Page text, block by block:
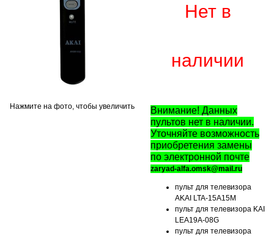
Нажмите на фото, чтобы увеличить
Нет в
наличии
Внимание! Данных
пультов нет в наличии.
Уточняйте возможность
приобретения замены
по электронной почте
zaryad-alfa.omsk@mail.ru
пульт для телевизора
AKAI LTA-15A15M
пульт для телевизора KAI
LEA19A-08G
пульт для телевизора